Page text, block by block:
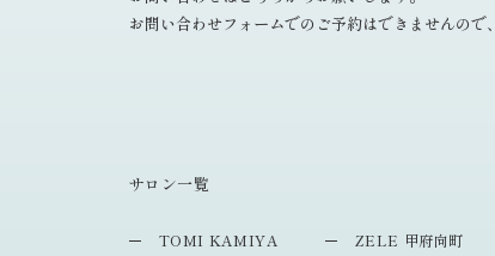
お問い合わせフォームでのご予約はできませんので
サロン一覧
TOMI KAMIYA
ZELE 甲府向町